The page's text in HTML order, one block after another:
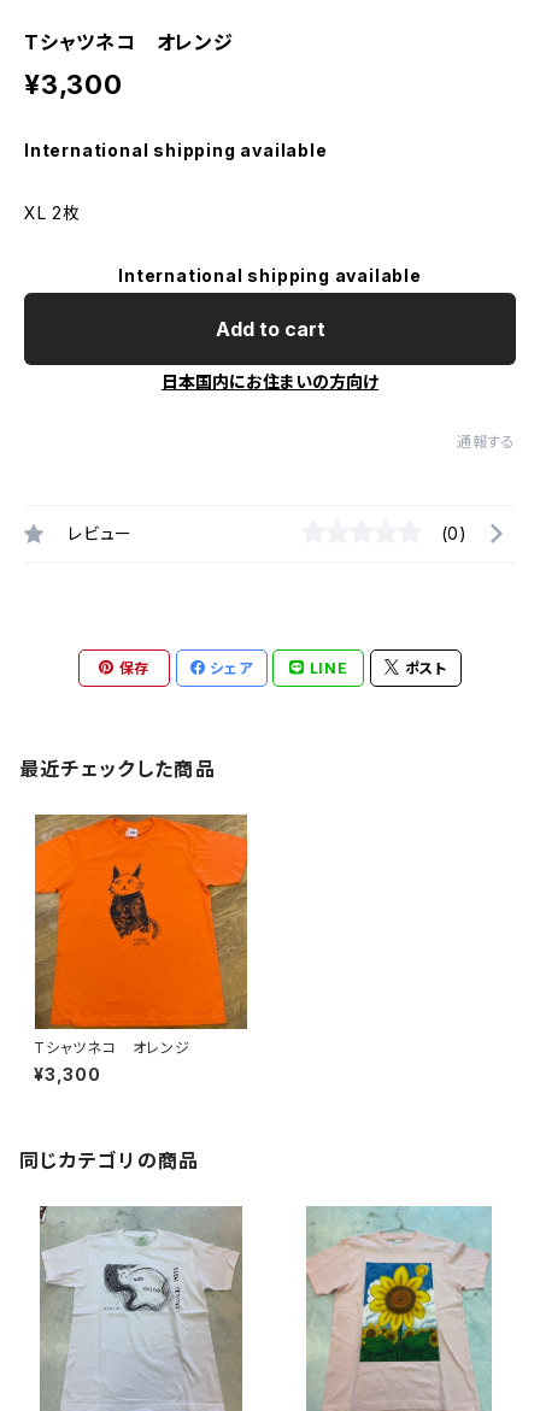
Tシャツネコ オレンジ
¥3,300
International shipping available
XL 2枚
International shipping available
Add to cart
日本国内にお住まいの方向け
通報する
レビュー (0)
保存 シェア LINE ポスト
最近チェックした商品
Tシャツネコ オレンジ
¥3,300
同じカテゴリの商品